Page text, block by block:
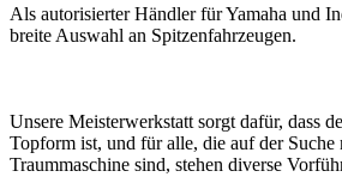
Als autorisierter Händler für Yamaha und
breite Auswahl an Spitzenfahrzeugen.
Unsere Meisterwerkstatt sorgt dafür, dass
Topform ist, und für alle, die auf der Suche
Traummaschine sind, stehen diverse